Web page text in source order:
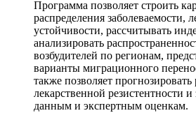
Программа позволяет строить
распределения заболеваемости,
устойчивости, рассчитывать
анализировать
возбудителей по регионам,
варианты миграционного
также позволяет прогнозировать
лекарственной резистентности
данным и экспертным оценкам.